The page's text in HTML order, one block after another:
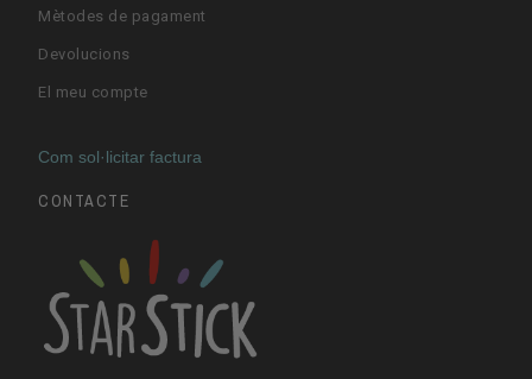
Mètodes de pagament
Devolucions
El meu compte
Com sol·licitar factura
CONTACTE